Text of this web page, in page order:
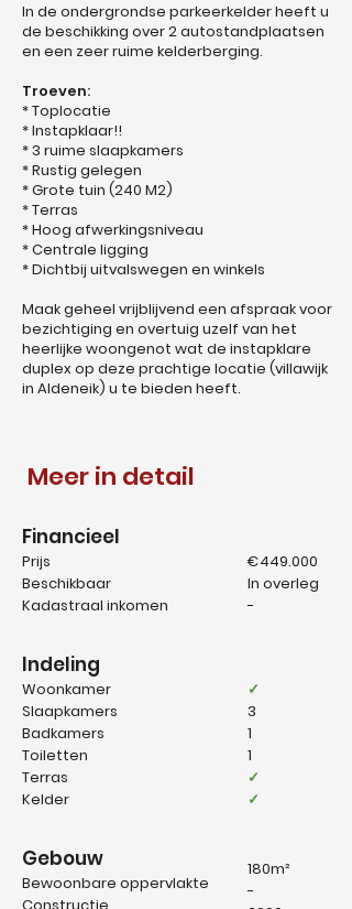
In de ondergrondse parkeerkelder heeft u
de beschikking over 2 autostandplaatsen
en een zeer ruime kelderberging.
Troeven:
* Toplocatie
* Instapklaar!!
* 3 ruime slaapkamers
* Rustig gelegen
* Grote tuin (240 M2)
* Terras
* Hoog afwerkingsniveau
* Centrale ligging
* Dichtbij uitvalswegen en winkels
Maak geheel vrijblijvend een afspraak voor
bezichtiging en overtuig uzelf van het
heerlijke woongenot wat de instapklare
duplex op deze prachtige locatie (villawijk
in Aldeneik) u te bieden heeft.
Meer in detail
Financieel
Prijs
Beschikbaar
Kadastraal inkomen
€449.000
In overleg
-
Indeling
Woonkamer
Slaapkamers
Badkamers
Toiletten
Terras
Kelder
✓
3
1
1
✓
✓
Gebouw
Bewoonbare oppervlakte
180m²
-